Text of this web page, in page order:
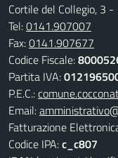
Cortile del Collegio, 3
Tel:0141.907007
Fax:0141.907677
Codice Fiscale:
Partita IVA:
P.E.C.:
Email:
Fatturazione
Codice IPA:c_c807